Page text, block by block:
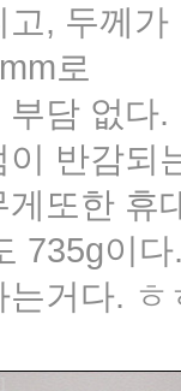
, 두께
로
담 없다
반감되
또한 휴
735g이다
거다. ㅎ